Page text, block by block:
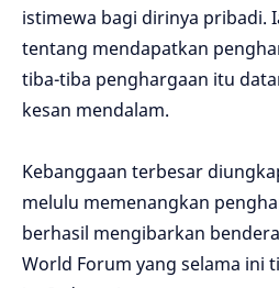
istimewa bagi dirinya pribadi.
tentang mendapatkan
tiba-tiba penghargaan itu
kesan mendalam.
Kebanggaan terbesar
melulu memenangkan
berhasil mengibarkan
World Forum yang selama ini